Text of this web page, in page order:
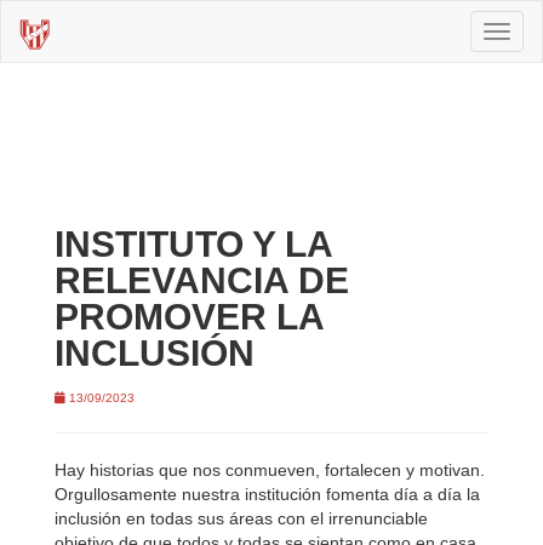
INSTITUTO Y LA
RELEVANCIA DE
PROMOVER LA
INCLUSIÓN
13/09/2023
Hay historias que nos conmueven, fortalecen y motivan.
Orgullosamente nuestra institución fomenta día a día la
inclusión en todas sus áreas con el irrenunciable